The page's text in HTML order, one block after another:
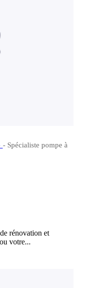
- Spécialiste pompe à
rénovation et
votre...